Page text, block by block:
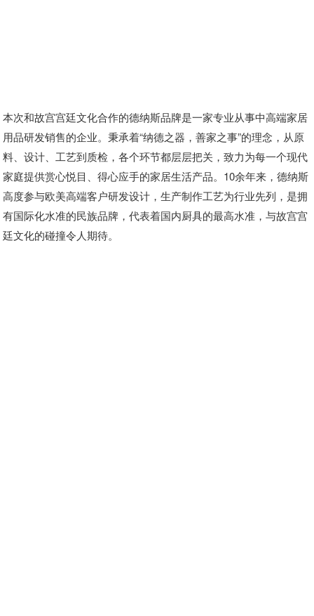
本次和故宫宫廷文化合作的德纳斯品牌是一家专业从事中高端家居
用品研发销售的企业。秉承着“纳德之器，善家之事”的理念，从原
料、设计、工艺到质检，各个环节都层层把关，致力为每一个现代
家庭提供赏心悦目、得心应手的家居生活产品。10余年来，德纳斯
高度参与欧美高端客户研发设计，生产制作工艺为行业先列，是拥
有国际化水准的民族品牌，代表着国内厨具的最高水准，与故宫宫
廷文化的碰撞令人期待。